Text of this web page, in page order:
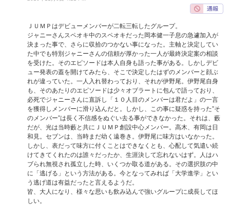
ＪＵＭＰはデビューメンバーが二転三転したグループ。
ジャニーさんスペオキ中のスペオキだった岡本健一子息の急遽加入が
決まった事で、さらに収拾のつかない事になった。主軸と決定してい
た中でも特別ジャニーさんの信頼が厚かった一人が最終決定案の相談
を受けた。そのエピソードは本人自身も語った事がある。しかしデビ
ュー発表の蓋を開けてみたら、そこで決定したはずのメンバーと顔ぶ
れが違っていた。一人入れ替わっており、それが伊野尾。伊野尾自身
も、そのあたりのエピソードは少々オブラートに包んで語っており、
必死でジャニーさんに直訴し「１０人目のメンバーは君だよ」の一言
を獲得しメンバーに滑り込んだと。しかし、この事に疑惑を持った”そ
のメンバー”は長く不信感をぬぐい去る事ができなかった。それは、藪
だが、光は当時藪と共にＪＵＭＰ創設中心メンバー。高木、有岡は日
和見。セブンは、当時まだ幼く遠巻き。伊野尾に味方はいなかった。
しかし、表だって味方に付くことはできなくとも、心配して気遣い続
けてきてくれたのは誰々だったか、生涯決して忘れないはず。人はハ
ブられ無視され孤立した時、いくつか取る道がある。その選択肢の中
に「逃げる」という方法がある。今となってみれば「大学進学」とい
う逃げ道は有益だったと言えるようだ。
皆、大人になり、様々な思いも飲み込んで強いグループに成長してほ
しい。